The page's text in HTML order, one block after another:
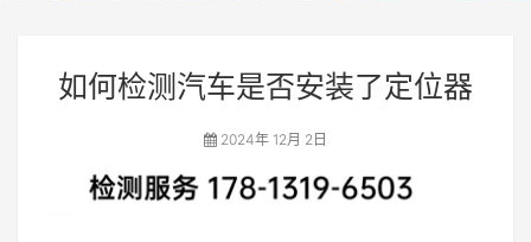
如何检测汽车是否安装了定位器
2024年 12月 2日